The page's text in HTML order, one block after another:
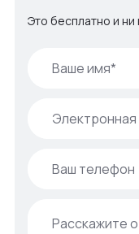
Это бесплатно и ни